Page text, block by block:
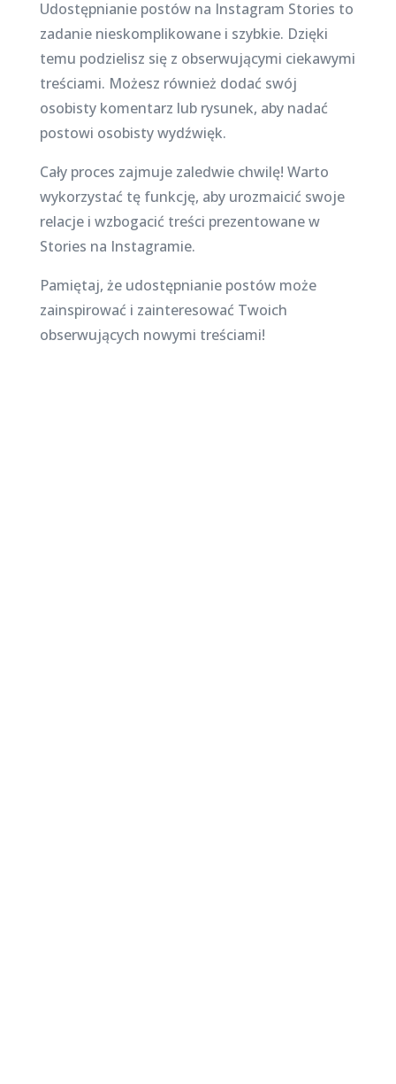
Udostępnianie postów na Instagram Stories to
zadanie nieskomplikowane i szybkie. Dzięki
temu podzielisz się z obserwującymi ciekawymi
treściami. Możesz również dodać swój
osobisty komentarz lub rysunek, aby nadać
postowi osobisty wydźwięk.
Cały proces zajmuje zaledwie chwilę! Warto
wykorzystać tę funkcję, aby urozmaicić swoje
relacje i wzbogacić treści prezentowane w
Stories na Instagramie.
Pamiętaj, że udostępnianie postów może
zainspirować i zainteresować Twoich
obserwujących nowymi treściami!